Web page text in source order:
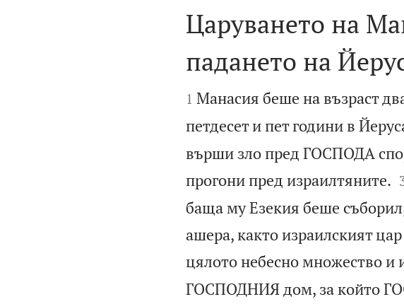

Царуването на
падането на

1 Манасия беше на възраст
петдесет и пет години в
върши зло пред ГОСПОДА
прогони пред израилтяните.
баща му Езекия беше
ашера, както израилският
цялото небесно множество и
ГОСПОДНИЯ дом, за който